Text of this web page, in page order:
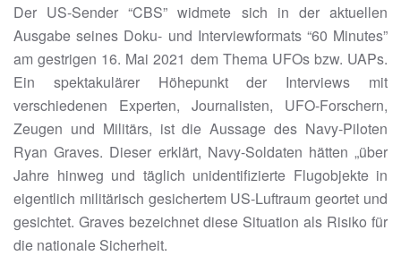
Der US-Sender “CBS” widmete sich in der aktuellen
Ausgabe seines Doku- und Interviewformats “60 Minutes”
am gestrigen 16. Mai 2021 dem Thema UFOs bzw. UAPs.
Ein spektakulärer Höhepunkt der Interviews mit
verschiedenen Experten, Journalisten, UFO-Forschern,
Zeugen und Militärs, ist die Aussage des Navy-Piloten
Ryan Graves. Dieser erklärt, Navy-Soldaten hätten „über
Jahre hinweg und täglich unidentifizierte Flugobjekte in
eigentlich militärisch gesichertem US-Luftraum geortet und
gesichtet. Graves bezeichnet diese Situation als Risiko für
die nationale Sicherheit.